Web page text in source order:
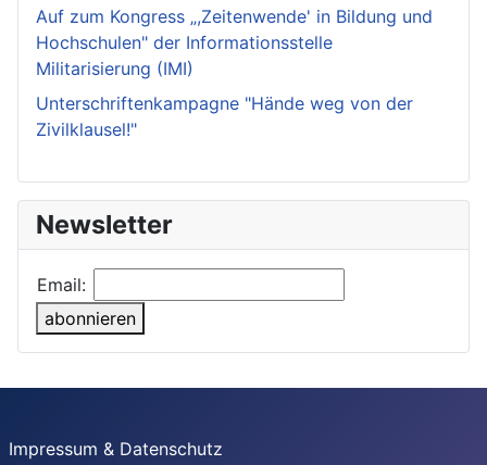
Auf zum Kongress „,Zeitenwende' in Bildung und
Hochschulen" der Informationsstelle
Militarisierung (IMI)
Unterschriftenkampagne "Hände weg von der
Zivilklausel!"
Newsletter
Email:
abonnieren
Impressum & Datenschutz